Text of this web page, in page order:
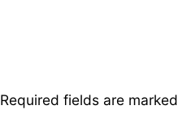
Required fields are marked